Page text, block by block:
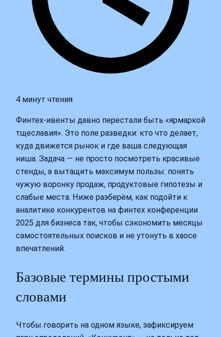
4 минут чтения
Финтех-ивенты давно перестали быть «ярмаркой
тщеславия». Это поле разведки: кто что делает,
куда движется рынок и где ваша следующая
ниша. Задача — не просто посмотреть красивые
стенды, а вытащить максимум пользы: понять
чужую воронку продаж, продуктовые гипотезы и
слабые места. Ниже разберём, как подойти к
аналитике конкурентов на финтех конференции
2025 для бизнеса так, чтобы сэкономить месяцы
самостоятельных поисков и не утонуть в хаосе
впечатлений.
Базовые термины простыми
словами
Чтобы говорить на одном языке, зафиксируем